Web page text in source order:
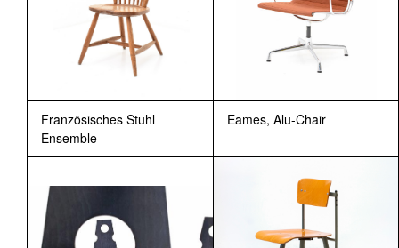
Französisches Stuhl
Ensemble
Eames, Alu-Chair